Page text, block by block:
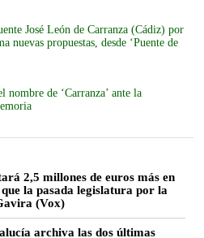
José León de Carranza (Cádiz) por
nuevas propuestas, desde ‘Puente de
nombre de ‘Carranza’ ante la
2,5 millones de euros más en
la pasada legislatura por la
(Vox)
archiva las dos últimas